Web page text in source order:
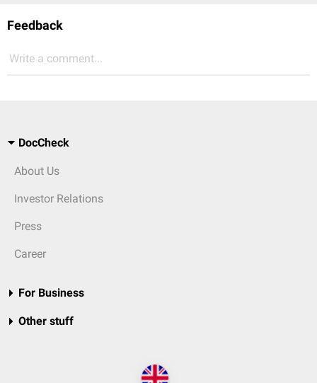
Feedback
Write a comment...
DocCheck
About Us
Investor Relations
Press
Career
For Business
Other stuff